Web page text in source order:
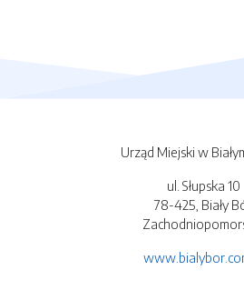
Urząd Miejski w
ul. Słupska 10
78-425, Biały